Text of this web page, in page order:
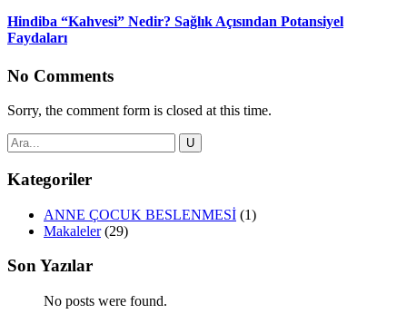
Hindiba “Kahvesi” Nedir? Sağlık Açısından Potansiyel
Faydaları
No Comments
Sorry, the comment form is closed at this time.
Kategoriler
ANNE ÇOCUK BESLENMESİ (1)
Makaleler(29)
Son Yazılar
No posts were found.